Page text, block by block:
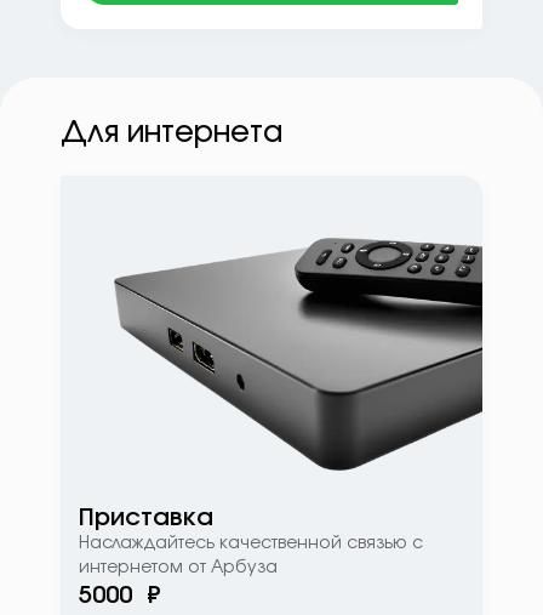
Для интернета
Приставка
Наслаждайтесь качественной связью с
интернетом от Арбуза
5000 ₽